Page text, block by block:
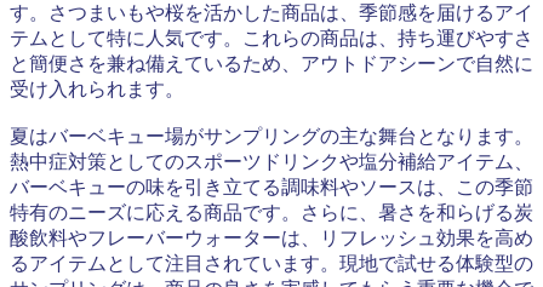
す。さつまいもや桜を活かした商品は、季節感を届けるアイ
テムとして特に人気です。これらの商品は、持ち運びやすさ
と簡便さを兼ね備えているため、アウトドアシーンで自然に
受け入れられます。
夏はバーベキュー場がサンプリングの主な舞台となります。
熱中症対策としてのスポーツドリンクや塩分補給アイテム、
バーベキューの味を引き立てる調味料やソースは、この季節
特有のニーズに応える商品です。さらに、暑さを和らげる炭
酸飲料やフレーバーウォーターは、リフレッシュ効果を高め
るアイテムとして注目されています。現地で試せる体験型の